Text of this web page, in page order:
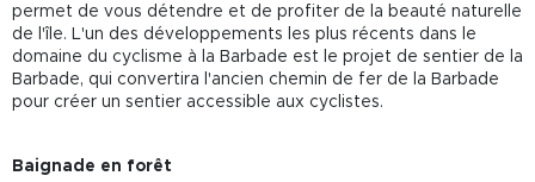
permet de vous détendre et de profiter de la beauté naturelle
de l'île. L'un des développements les plus récents dans le
domaine du cyclisme à la Barbade est le projet de sentier de la
Barbade, qui convertira l'ancien chemin de fer de la Barbade
pour créer un sentier accessible aux cyclistes.
Baignade en forêt